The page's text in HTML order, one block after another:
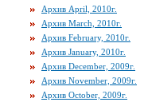
Архив April, 2010г.
Архив March, 2010г.
Архив February, 2010г.
Архив January, 2010г.
Архив December, 2009г.
Архив November, 2009г.
Архив October, 2009г.